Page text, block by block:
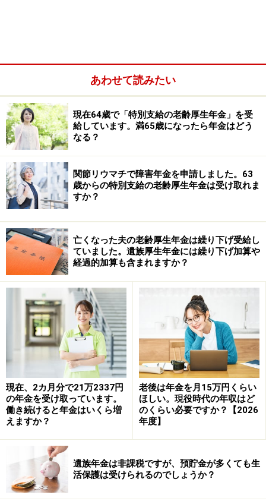
険者）の1/2以下で、60歳以上であれば年収180万円未満
という要件があります。
この年収の要件は目安であり、扶養される側が扶養する
人の年収を上回らない場合でも、被扶養者として認めら
れることがあります。
実際に健康保険の扶養に入れるかどうかは、管轄の健康
保険組合または協会けんぽに確認してみたほうがいいで
しょう。
相談者「くんちゃん」さんの夫は年収290万円とのこと
ですが、「くんちゃん」さんの年収が180万円未満であ
れば、扶養に入れる可能性は高いと思われます。
あわせて読みたい
現在64歳で「特別支給の老齢厚生年金」を受
給しています。満65歳になったら年金はどう
なる？
関節リウマチで障害年金を申請しました。63
歳からの特別支給の老齢厚生年金は受け取れま
すか？
亡くなった夫の老齢厚生年金は繰り下げ受給し
ていました。遺族厚生年金には繰り下げ加算や
経過的加算も含まれますか？
現在、2カ月分で21万2337円
の年金を受け取っています。
働き続けると年金はいくら増
えますか？
老後は年金を月15万円くらい
ほしい。現役時代の年収はど
のくらい必要ですか？【2026
年度】
遺族年金は非課税ですが、預貯金が多くても生
活保護は受けられるのでしょうか？